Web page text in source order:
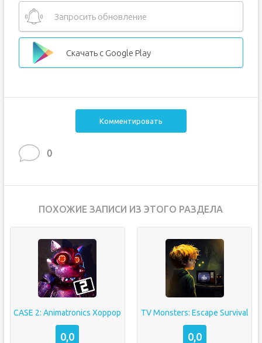
Запросить обновление
Скачать с Google Play
Комментировать
0
ПОХОЖИЕ ЗАПИСИ ИЗ ЭТОГО РАЗДЕЛА
CASE 2: Animatronics Хоррор
0,0
TV Monsters: Escape Survival
0,0